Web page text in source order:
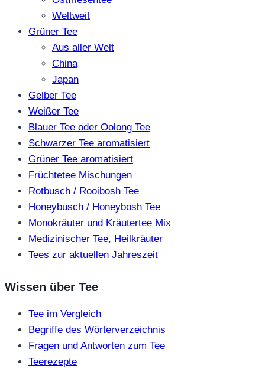
Weltweit
Grüner Tee
Aus aller Welt
China
Japan
Gelber Tee
Weißer Tee
Blauer Tee oder Oolong Tee
Schwarzer Tee aromatisiert
Grüner Tee aromatisiert
Früchtetee Mischungen
Rotbusch / Rooibosh Tee
Honeybusch / Honeybosh Tee
Monokräuter und Kräutertee Mix
Medizinischer Tee, Heilkräuter
Tees zur aktuellen Jahreszeit
Wissen über Tee
Tee im Vergleich
Begriffe des Wörterverzeichnis
Fragen und Antworten zum Tee
Teerezepte